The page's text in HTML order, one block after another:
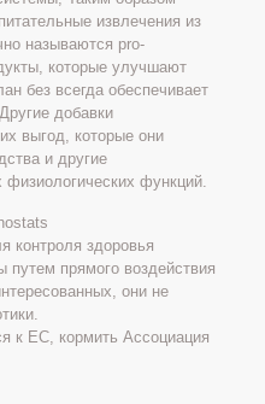
извлечения из
называются pro-
которые улучшают
без всегда обеспечивает
добавки
выгод, которые они
и другие
физиологических функций.
контроля здоровья
путем прямого воздействия
они не
к ЕС, кормить Ассоциация